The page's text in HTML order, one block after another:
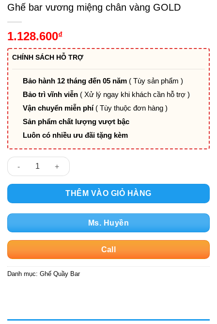
Ghế bar vương miệng chân vàng GOLD
1.128.600₫
CHÍNH SÁCH HỖ TRỢ
Bảo hành 12 tháng đến 05 năm ( Tùy sản phẩm )
Bảo trì vĩnh viễn ( Xử lý ngay khi khách cần hỗ trợ )
Vận chuyển miễn phí ( Tùy thuộc đơn hàng )
Sản phẩm chất lượng vượt bậc
Luôn có nhiều ưu đãi tặng kèm
Ghế bar vương miệng chân vàng GOLD số lượng
THÊM VÀO GIỎ HÀNG
Ms. Huyền
Call
Danh mục: Ghế Quầy Bar